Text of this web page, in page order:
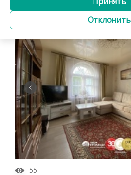
41.5 / 37.3 / 1 м
Агентство
с ремонтом
55
Отклонить